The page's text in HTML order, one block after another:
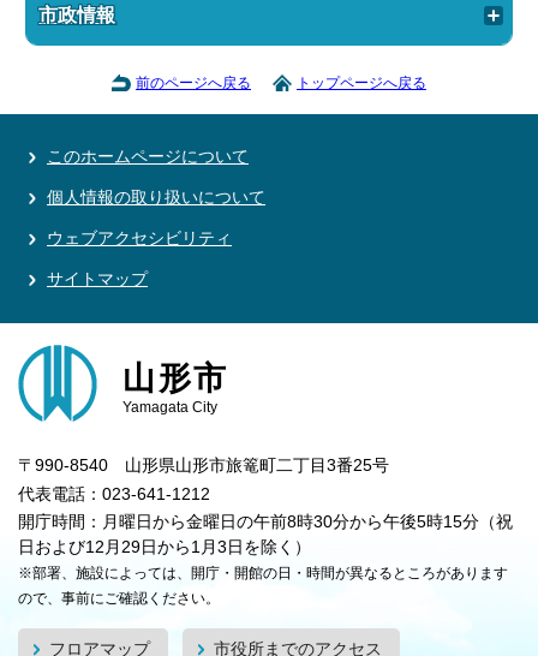
市政情報
前のページへ戻る トップページへ戻る
このホームページについて
個人情報の取り扱いについて
ウェブアクセシビリティ
サイトマップ
山形市
Yamagata City
〒990-8540 山形県山形市旅篭町二丁目3番25号
代表電話：023-641-1212
開庁時間：月曜日から金曜日の午前8時30分から午後5時15分（祝
日および12月29日から1月3日を除く）
※部署、施設によっては、開庁・開館の日・時間が異なるところがあります
ので、事前にご確認ください。
フロアマップ 市役所までのアクセス